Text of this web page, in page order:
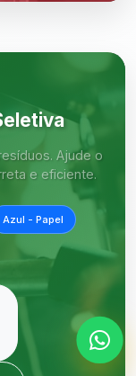
Ajude o
e eficiente.
Azul - Papel